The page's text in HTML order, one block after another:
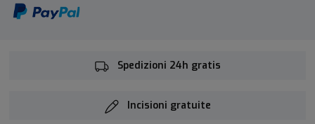
Spedizioni 24h gratis
Incisioni gratuite